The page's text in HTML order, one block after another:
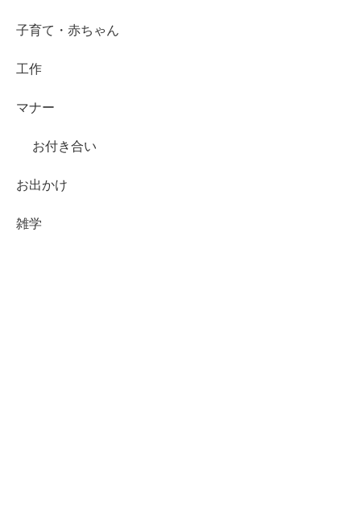
子育て・赤ちゃん
工作
マナー
お付き合い
お出かけ
雑学